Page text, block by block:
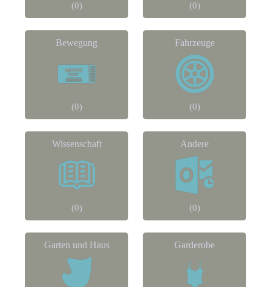
(0) (0)
Bewegung
(0)
Fahrzeuge
(0)
Wissenschaft
(0)
Andere
(0)
Garten und Haus Garderobe